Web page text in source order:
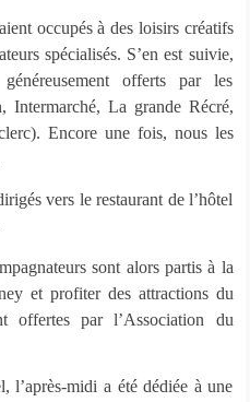
occupés à des loisirs créatifs
spécialisés. S’en est suivie,
offerts par les
Intermarché, La grande Récré,
Encore une fois, nous les
vers le restaurant de l’hôtel
sont alors partis à la
et profiter des attractions du
par l’Association du
l’après-midi a été dédiée à une